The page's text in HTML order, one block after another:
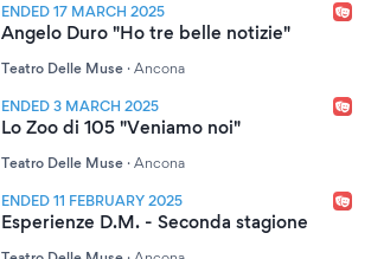
ENDED 17 MARCH 2025
Angelo Duro "Ho tre belle notizie"
Teatro Delle Muse · Ancona
ENDED 3 MARCH 2025
Lo Zoo di 105 "Veniamo noi"
Teatro Delle Muse · Ancona
ENDED 11 FEBRUARY 2025
Esperienze D.M. - Seconda stagione